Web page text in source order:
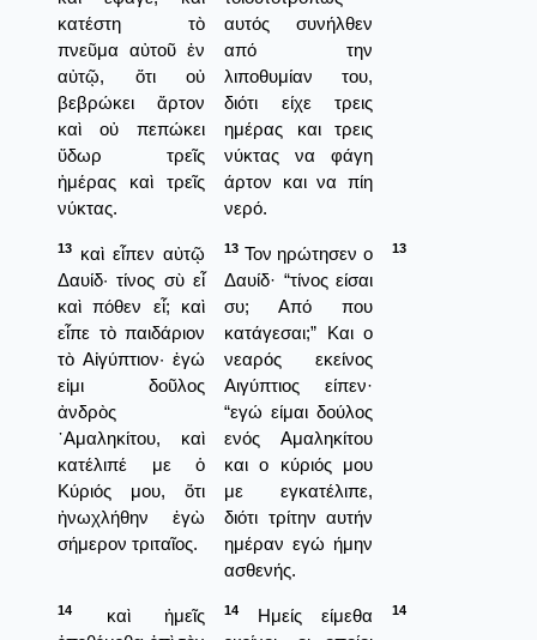
κατέστη τὸ
πνεῦμα αὐτοῦ ἐν
αὐτῷ, ὅτι οὐ
βεβρώκει ἄρτον
καὶ οὐ πεπώκει
ὕδωρ τρεῖς
ἡμέρας καὶ τρεῖς
νύκτας.
αυτός συνήλθεν
από την
λιποθυμίαν του,
διότι είχε τρεις
ημέρας και τρεις
νύκτας να φάγη
άρτον και να πίη
νερό.
13
καὶ εἶπεν αὐτῷ
Δαυίδ· τίνος σὺ εἶ
καὶ πόθεν εἶ; καὶ
εἶπε τὸ παιδάριον
τὸ Αἰγύπτιον· ἐγώ
εἰμι δοῦλος
ἀνδρὸς
᾿Αμαληκίτου, καὶ
κατέλιπέ με ὁ
Κύριός μου, ὅτι
ἠνωχλήθην ἐγὼ
σήμερον τριταῖος.
13 Τον ηρώτησεν ο
Δαυίδ· “τίνος είσαι
συ; Από που
κατάγεσαι;” Και ο
νεαρός εκείνος
Αιγύπτιος είπεν·
“εγώ είμαι δούλος
ενός Αμαληκίτου
και ο κύριός μου
με εγκατέλιπε,
διότι τρίτην αυτήν
ημέραν εγώ ήμην
ασθενής.
13
14
καὶ ἡμεῖς
14
Ημείς είμεθα
14